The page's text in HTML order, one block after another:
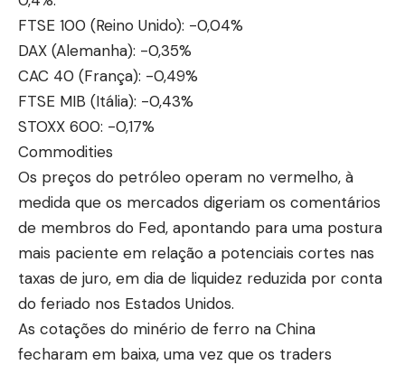
FTSE 100 (Reino Unido): -0,04%
DAX (Alemanha): -0,35%
CAC 40 (França): -0,49%
FTSE MIB (Itália): -0,43%
STOXX 600: -0,17%
Commodities
Os preços do petróleo operam no vermelho, à
medida que os mercados digeriam os comentários
de membros do Fed, apontando para uma postura
mais paciente em relação a potenciais cortes nas
taxas de juro, em dia de liquidez reduzida por conta
do feriado nos Estados Unidos.
As cotações do minério de ferro na China
fecharam em baixa, uma vez que os traders